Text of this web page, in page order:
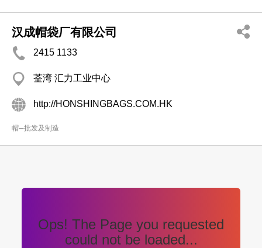
汉成帽袋厂有限公司
2415 1133
荃湾 汇力工业中心
http://HONSHINGBAGS.COM.HK
帽─批发及制造
Ops! The Page you requested
could not be loaded...